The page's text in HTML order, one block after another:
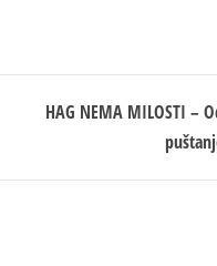
HAG NEMA MILOSTI –